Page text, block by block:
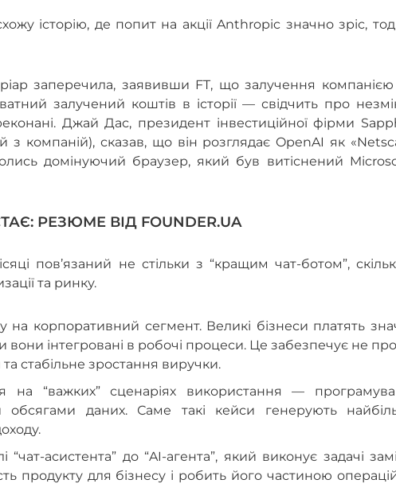
історію, де попит на акції Anthropic значно зріс,
заперечила, заявивши FT, що залучення компанією
залучений коштів в історії — свідчить про
Джай Дас, президент інвестиційної фірми
компаній), сказав, що він розглядає OpenAI як
домінуючий браузер, який був витіснений
РЕЗЮМЕ ВІД FOUNDER.UA
пов’язаний не стільки з “кращим чат-ботом”,
та ринку.
на корпоративний сегмент. Великі бізнеси платять
інтегровані в робочі процеси. Це забезпечує не
та стабільне зростання виручки.
на “важких” сценаріях використання —
обсягами даних. Саме такі кейси генерують
асистента” до “AI-агента”, який виконує задачі
продукту для бізнесу і робить його частиною